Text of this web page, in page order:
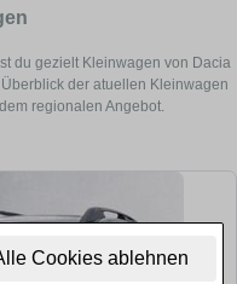
Cookies ablehnen
du gezielt Kleinwagen von Dacia
der atuellen Kleinwagen
regionalen Angebot.